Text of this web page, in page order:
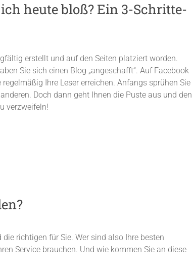
heute bloß? Ein 3-Schritte-
erstellt und auf den Seiten platziert worden.
Sie sich einen Blog „angeschafft“. Auf Facebook
Ihre Leser erreichen. Anfangs sprühen Sie
Doch dann geht Ihnen die Puste aus und den
verzweifeln!
richtigen für Sie. Wer sind also Ihre besten
Service brauchen. Und wie kommen Sie an diese